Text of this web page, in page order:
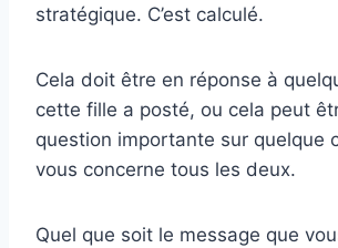
stratégique. C’est calculé.
Cela doit être en réponse à
cette fille a posté, ou cela peut
question importante sur quelque
vous concerne tous les deux.
Quel que soit le message que